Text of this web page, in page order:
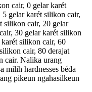
cair, 0 gelar karét
gelar karét silikon cair,
silikon cair, 20 gelar
30 gelar karét silikon
silikon cair, 60
cair, 80 derajat
cair. Nalika urang
milih hardnesses béda
pikeun ngahasilkeun